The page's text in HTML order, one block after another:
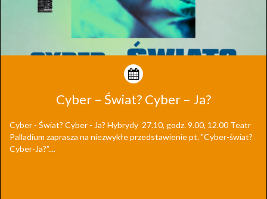
Cyber – Świat? Cyber – Ja?
Cyber - Świat? Cyber - Ja? Hybrydy 27.10, godz. 9.00, 12.00 Teatr
Palladium zaprasza na niezwykłe przedstawienie pt. "Cyber-świat?
Cyber-Ja?”....